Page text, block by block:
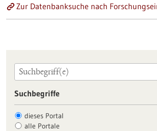
Zur Datenbanksuche nach
Suchbegriffe
dieses Portal
alle Portale